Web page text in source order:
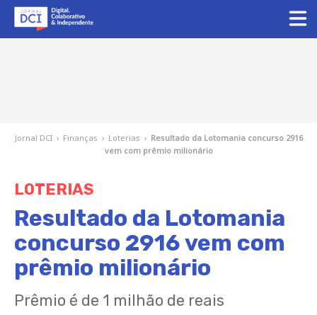
Jornal DCI › Finanças › Loterias › Resultado da Lotomania concurso 2916
vem com prêmio milionário
LOTERIAS
Resultado da Lotomania
concurso 2916 vem com
prêmio milionário
Prêmio é de 1 milhão de reais